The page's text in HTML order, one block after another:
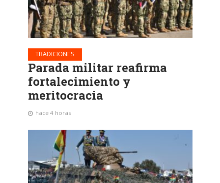
TRADICIONES
Parada militar reafirma
fortalecimiento y
meritocracia
hace 4 horas